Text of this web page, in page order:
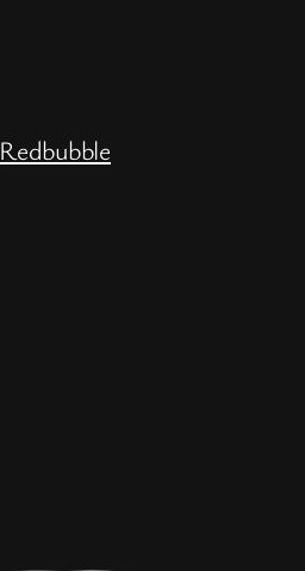
Redbubble